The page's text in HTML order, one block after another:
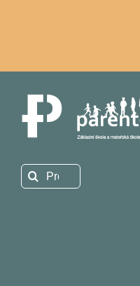
Hledat: